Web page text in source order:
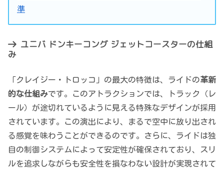
準
ユニバ ドンキーコング ジェットコースターの仕組
み
「クレイジー・トロッコ」の最大の特徴は、ライドの革新
的な仕組みです。このアトラクションでは、トラック（レ
ール）が途切れているように見える特殊なデザインが採用
されています。この演出により、まるで空中に放り出され
る感覚を味わうことができるのです。さらに、ライドは独
自の制御システムによって安定性が確保されており、スリ
ルを追求しながらも安全性を損なわない設計が実現されて